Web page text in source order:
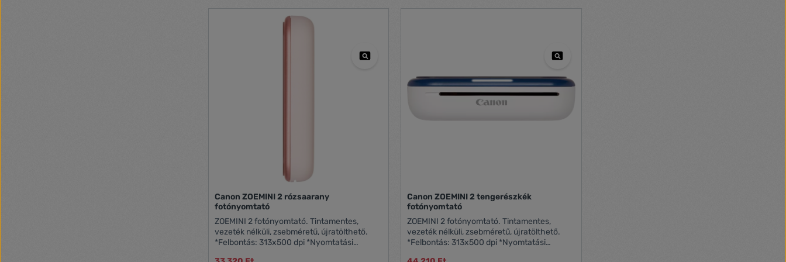
felgyorsítják a nyomtatási folyamatot.
használható különálló szoftverként, vagy a
útmutató (e-kézikönyv)European Warranty
System (EWS) jótállási rendszer, A3-as
brosúra8 külön tintapatron
Canon ZOEMINI 2 rózsaarany
fotónyomtató
ZOEMINI 2 fotónyomtató. Tintamentes,
vezeték nélküli, zsebméretű, újratölthető.
*Felbontás: 313x500 dpi *Nyomtatási
Canon ZOEMINI 2 tengerészkék
fotónyomtató
ZOEMINI 2 fotónyomtató. Tintamentes,
vezeték nélküli, zsebméretű, újratölthető.
*Felbontás: 313x500 dpi *Nyomtatási